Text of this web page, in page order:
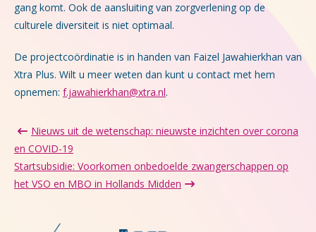
gang komt. Ook de aansluiting van zorgverlening op de
culturele diversiteit is niet optimaal.
De projectcoördinatie is in handen van Faizel Jawahierkhan van
Xtra Plus. Wilt u meer weten dan kunt u contact met hem
opnemen: f.jawahierkhan@xtra.nl.
Nieuws uit de wetenschap: nieuwste inzichten over corona
en COVID-19
Startsubsidie: Voorkomen onbedoelde zwangerschappen op
het VSO en MBO in Hollands Midden